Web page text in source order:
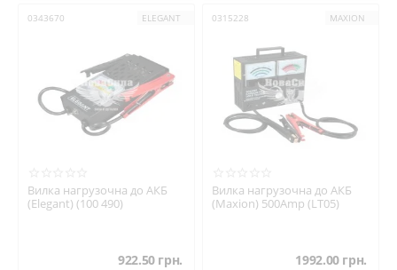
0343670 ELEGANT
Вилка нагрузочна до АКБ
(Elegant) (100 490)
922.50 грн.
0315228 MAXION
Вилка нагрузочна до АКБ
(Maxion) 500Amp (LT05)
1992.00 грн.